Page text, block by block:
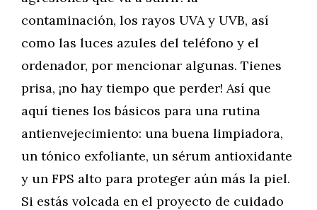
contaminación, los rayos UVA y UVB, así
como las luces azules del teléfono y el
ordenador, por mencionar algunas. Tienes
prisa, ¡no hay tiempo que perder! Así que
aquí tienes los básicos para una rutina
antienvejecimiento: una buena limpiadora,
un tónico exfoliante, un sérum antioxidante
y un FPS alto para proteger aún más la piel.
Si estás volcada en el proyecto de cuidado